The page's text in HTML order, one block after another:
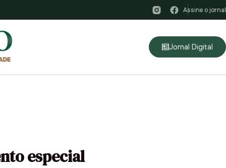
Assine o jornal
Jornal Digital
especial